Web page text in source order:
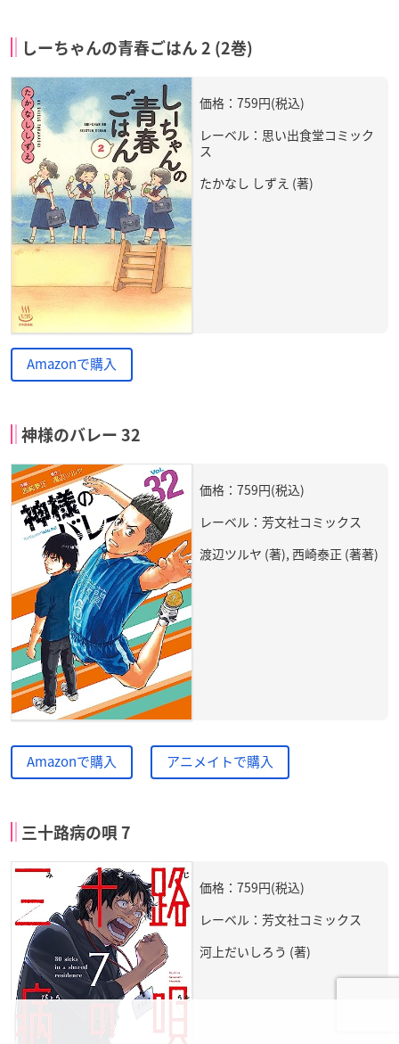
しーちゃんの青春ごはん 2 (2巻)
価格：759円(税込)
レーベル：思い出食堂コミック
ス
たかなし しずえ (著)
Amazonで購入
神様のバレー 32
価格：759円(税込)
レーベル：芳文社コミックス
渡辺ツルヤ (著), 西崎泰正 (著著)
Amazonで購入 アニメイトで購入
三十路病の唄 7
価格：759円(税込)
レーベル：芳文社コミックス
河上だいしろう (著)